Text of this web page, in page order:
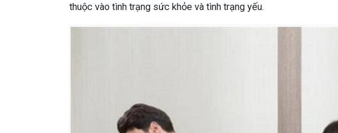
thuộc vào tình trạng sức khỏe và tình trạng yếu.